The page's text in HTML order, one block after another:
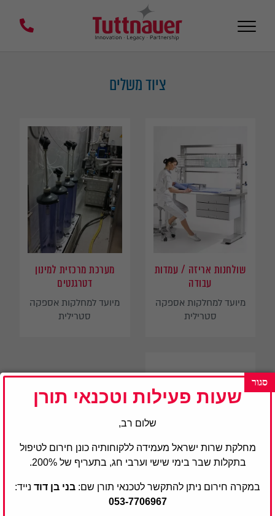
ציוד משלים
שולחנות אריזה / עמדות
עבודה
מיועד למחלקות אספקה
סטרילית
מערכת מרכזית למינון
דטרגנטים
מיועד למחלקות אספקה
סטרילית
שעות פעילות וטכנאי תורן
שלום רב,
מחלקת שרות ישראל מעמידה ללקוחותיה כונן חירום לטיפול
בתקלות שבר בימי שישי וערבי חג, בתעריף של 200%.
במקרה חירום ניתן להתקשר לטכנאי תורן שם: בני בן דוד נייד:
053-7706967